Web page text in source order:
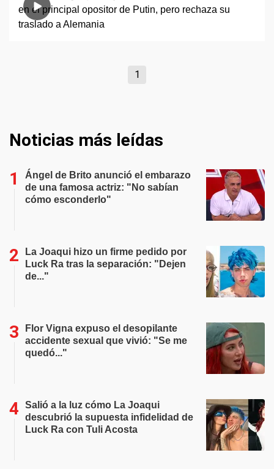
1
Noticias más leídas
Ángel de Brito anunció el embarazo
de una famosa actriz: "No sabían
cómo esconderlo"
La Joaqui hizo un firme pedido por
Luck Ra tras la separación: "Dejen
de..."
Flor Vigna expuso el desopilante
accidente sexual que vivió: "Se me
quedó..."
Salió a la luz cómo La Joaqui
descubrió la supuesta infidelidad de
Luck Ra con Tuli Acosta